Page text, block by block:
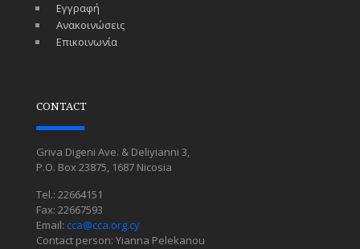
Εγγραφή
Ανακοινώσεις
Επικοινωνία
CONTACT
Griva Digeni Ave. & Deliyianni 3,
P.O. Box 23875, 1687 Nicosia
Tel.: 22664151
Fax: 22667593
Email: cca@cca.org.cy
Contact person: Yianna Pelekanou